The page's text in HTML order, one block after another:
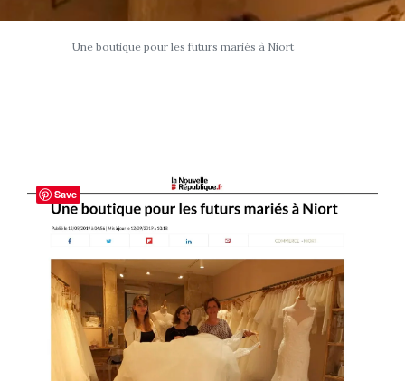
Une boutique pour les futurs mariés à Niort
Save